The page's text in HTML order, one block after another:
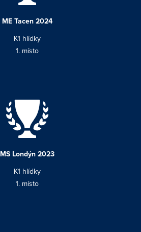
ME Tacen 2024
K1 hlídky
1. místo
MS Londýn 2023
K1 hlídky
1. místo